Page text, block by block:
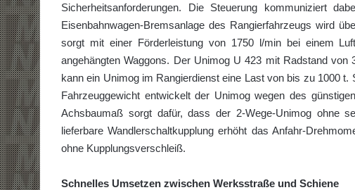
Sicherheitsanforderungen. Die Steuerung kommuniziert
Eisenbahnwagen-Bremsanlage des Rangierfahrzeugs wird
sorgt mit einer Förderleistung von 1750 l/min bei einem
angehängten Waggons. Der Unimog U 423 mit Radstand
kann ein Unimog im Rangierdienst eine Last von bis zu 1000
Fahrzeuggewicht entwickelt der Unimog wegen des
Achsbaumaß sorgt dafür, dass der 2-Wege-Unimog ohne
lieferbare Wandlerschaltkupplung erhöht das Anfahr-
ohne Kupplungsverschleiß.
Schnelles Umsetzen zwischen Werksstraße und Schiene